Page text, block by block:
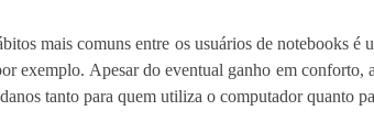
mais comuns entre os usuários de notebooks
exemplo. Apesar do eventual ganho em conforto,
tanto para quem utiliza o computador quanto